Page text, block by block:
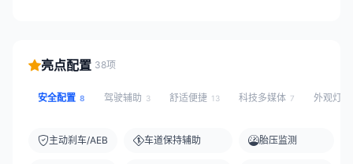
亮点配置 38项
安全配置 8 驾驶辅助 3 舒适便捷 13 科技多媒体 7 外观灯光
主动刹车/AEB 车道保持辅助 胎压监测